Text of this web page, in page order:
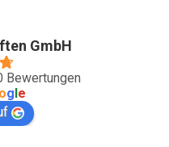
GmbH
Bewertungen
ogle